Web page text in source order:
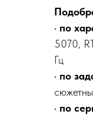
• по
5070,
Гц
• по
• по